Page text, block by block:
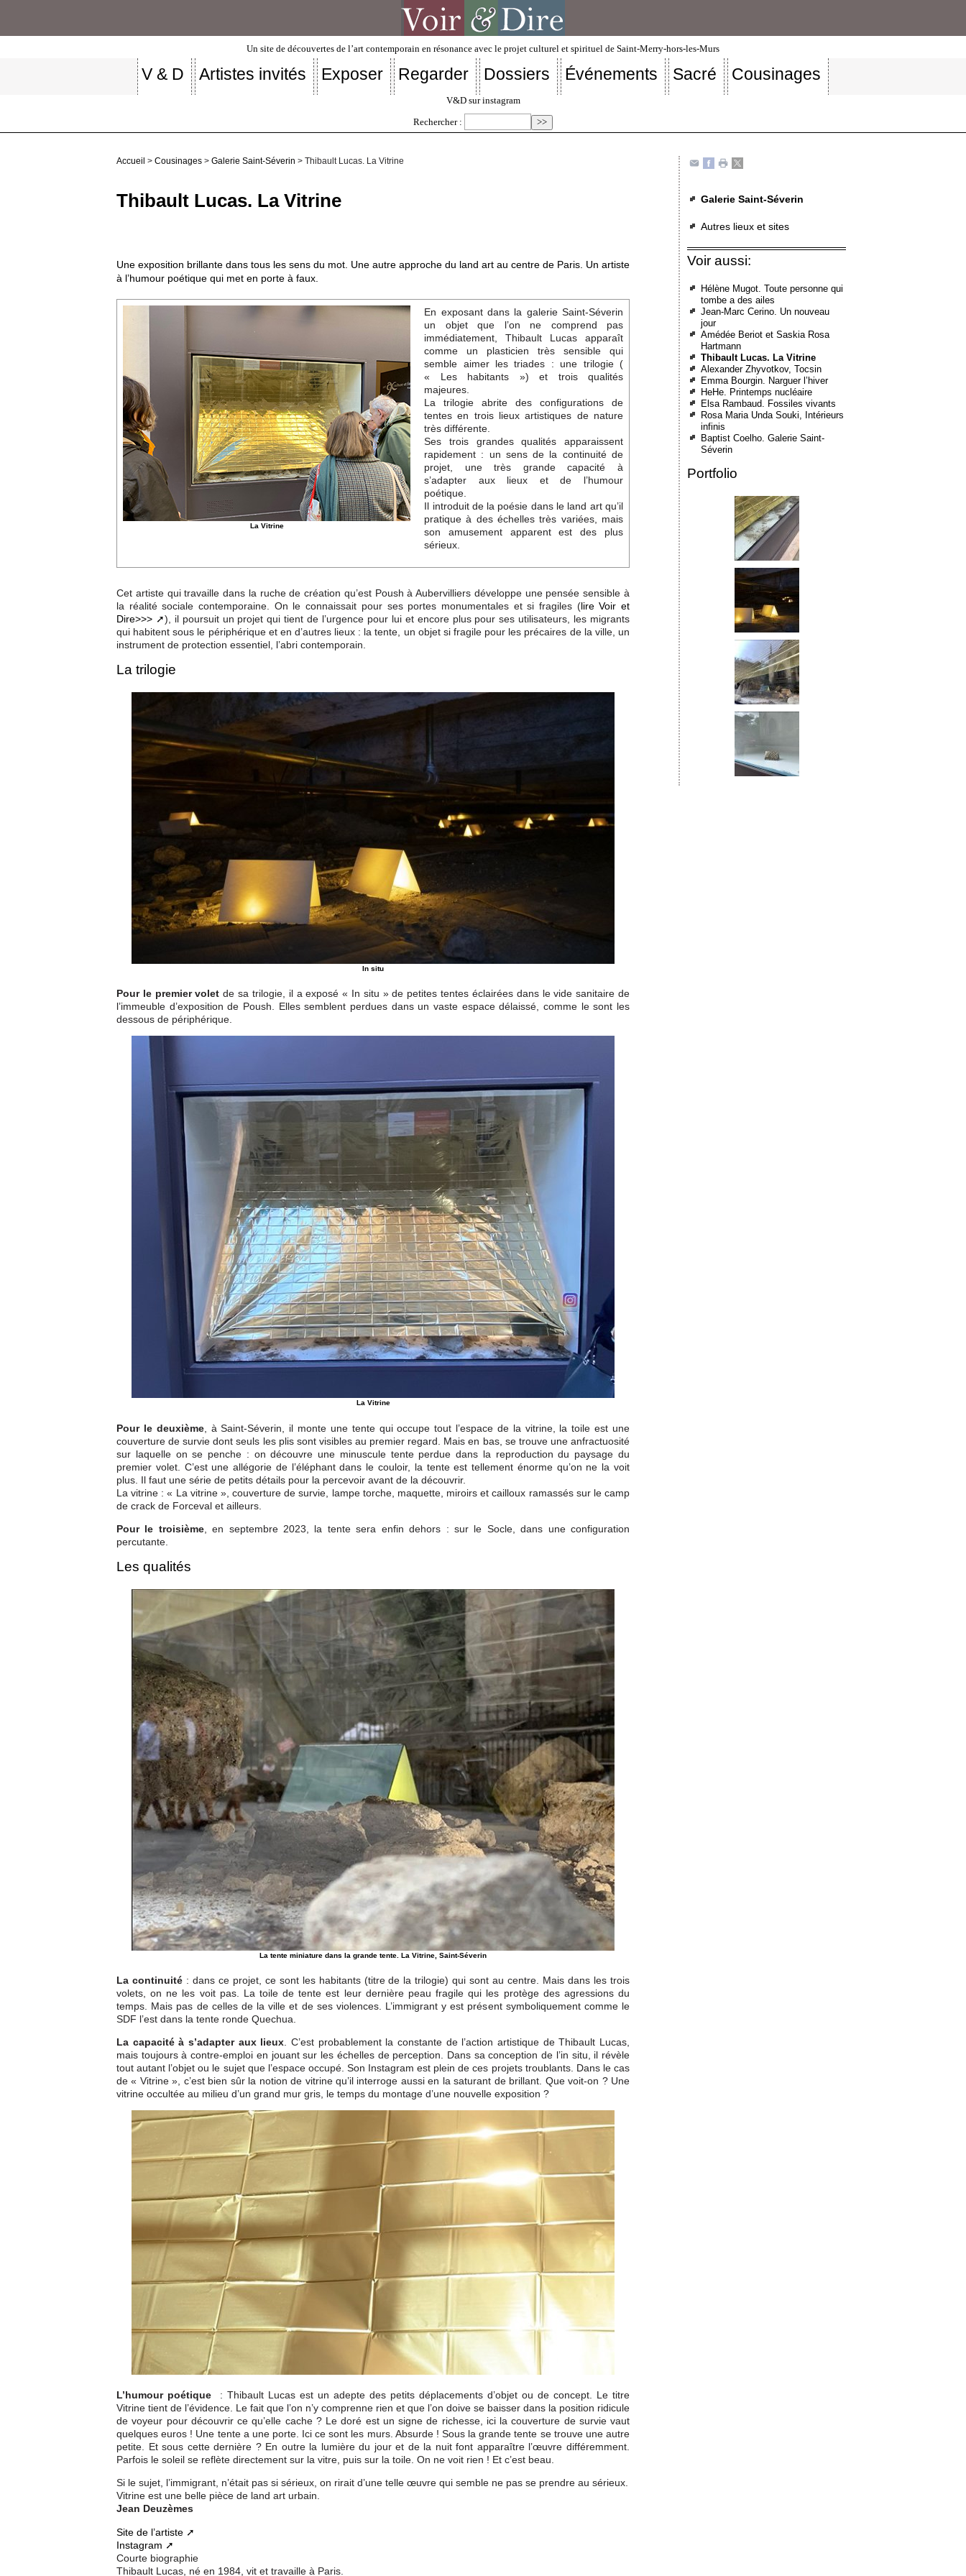
Un site de découvertes de l’art contemporain en résonance avec le projet culturel et spirituel de Saint-Merry-hors-les-Murs
V & D Artistes invités Exposer Regarder Dossiers Événements Sacré Cousinages
V&D sur instagram
Rechercher :
Accueil > Cousinages > Galerie Saint-Séverin > Thibault Lucas. La Vitrine
Thibault Lucas. La Vitrine
Une exposition brillante dans tous les sens du mot. Une autre approche du land art au centre de Paris. Un artiste
à l’humour poétique qui met en porte à faux.
La Vitrine
En exposant dans la galerie Saint-Séverin
un objet que l’on ne comprend pas
immédiatement, Thibault Lucas apparaît
comme un plasticien très sensible qui
semble aimer les triades : une trilogie (
« Les habitants ») et trois qualités
majeures.
La trilogie abrite des configurations de
tentes en trois lieux artistiques de nature
très différente.
Ses trois grandes qualités apparaissent
rapidement : un sens de la continuité de
projet, une très grande capacité à
s’adapter aux lieux et de l’humour
poétique.
Il introduit de la poésie dans le land art qu’il
pratique à des échelles très variées, mais
son amusement apparent est des plus
sérieux.
Cet artiste qui travaille dans la ruche de création qu’est Poush à Aubervilliers développe une pensée sensible à
la réalité sociale contemporaine. On le connaissait pour ses portes monumentales et si fragiles (lire Voir et
Dire>>>
), il poursuit un projet qui tient de l’urgence pour lui et encore plus pour ses utilisateurs, les migrants
qui habitent sous le périphérique et en d’autres lieux : la tente, un objet si fragile pour les précaires de la ville, un
instrument de protection essentiel, l’abri contemporain.
La trilogie
In situ
Pour le premier volet de sa trilogie, il a exposé « In situ » de petites tentes éclairées dans le vide sanitaire de
l’immeuble d’exposition de Poush. Elles semblent perdues dans un vaste espace délaissé, comme le sont les
dessous de périphérique.
La Vitrine
Pour le deuxième, à Saint-Séverin, il monte une tente qui occupe tout l’espace de la vitrine, la toile est une
couverture de survie dont seuls les plis sont visibles au premier regard. Mais en bas, se trouve une anfractuosité
sur laquelle on se penche : on découvre une minuscule tente perdue dans la reproduction du paysage du
premier volet. C’est une allégorie de l’éléphant dans le couloir, la tente est tellement énorme qu’on ne la voit
plus. Il faut une série de petits détails pour la percevoir avant de la découvrir.
La vitrine : « La vitrine », couverture de survie, lampe torche, maquette, miroirs et cailloux ramassés sur le camp
de crack de Forceval et ailleurs.
Pour le troisième, en septembre 2023, la tente sera enfin dehors : sur le Socle, dans une configuration
percutante.
Les qualités
La tente miniature dans la grande tente. La Vitrine, Saint-Séverin
La continuité: dans ce projet, ce sont les habitants (titre de la trilogie) qui sont au centre. Mais dans les trois
volets, on ne les voit pas. La toile de tente est leur dernière peau fragile qui les protège des agressions du
temps. Mais pas de celles de la ville et de ses violences. L’immigrant y est présent symboliquement comme le
SDF l’est dans la tente ronde Quechua.
La capacité à s’adapter aux lieux . C’est probablement la constante de l’action artistique de Thibault Lucas,
mais toujours à contre-emploi en jouant sur les échelles de perception. Dans sa conception de l’in situ, il révèle
tout autant l’objet ou le sujet que l’espace occupé. Son Instagram est plein de ces projets troublants. Dans le cas
de « Vitrine », c’est bien sûr la notion de vitrine qu’il interroge aussi en la saturant de brillant. Que voit-on ? Une
vitrine occultée au milieu d’un grand mur gris, le temps du montage d’une nouvelle exposition ?
L’humour poétique
: Thibault Lucas est un adepte des petits déplacements d’objet ou de concept. Le titre
Vitrine tient de l’évidence. Le fait que l’on n’y comprenne rien et que l’on doive se baisser dans la position ridicule
de voyeur pour découvrir ce qu’elle cache ? Le doré est un signe de richesse, ici la couverture de survie vaut
quelques euros ! Une tente a une porte. Ici ce sont les murs. Absurde ! Sous la grande tente se trouve une autre
petite. Et sous cette dernière ? En outre la lumière du jour et de la nuit font apparaître l’œuvre différemment.
Parfois le soleil se reflète directement sur la vitre, puis sur la toile. On ne voit rien ! Et c’est beau.
Si le sujet, l’immigrant, n’était pas si sérieux, on rirait d’une telle œuvre qui semble ne pas se prendre au sérieux.
Vitrine est une belle pièce de land art urbain.
Jean Deuzèmes
Site de l’artiste
Instagram
Courte biographie
Thibault Lucas, né en 1984, vit et travaille à Paris.
Galerie Saint-Séverin
Autres lieux et sites
Voir aussi:
Hélène Mugot. Toute personne qui
tombe a des ailes
Jean-Marc Cerino. Un nouveau
jour
Amédée Beriot et Saskia Rosa
Hartmann
Thibault Lucas. La Vitrine
Alexander Zhyvotkov, Tocsin
Emma Bourgin. Narguer l’hiver
HeHe. Printemps nucléaire
Elsa Rambaud. Fossiles vivants
Rosa Maria Unda Souki, Intérieurs
infinis
Baptist Coelho. Galerie Saint-
Séverin
Portfolio